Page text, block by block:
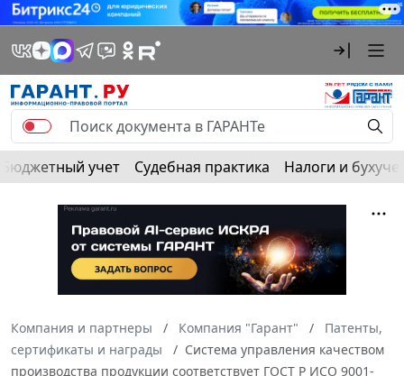
Бюджетный учет Судебная практика Налоги и
Компания и партнеры Компания "Гарант"
Патенты,
сертификаты и награды
Система управления качеством
производства продукции соответствует ГОСТ Р ИСО 9001-